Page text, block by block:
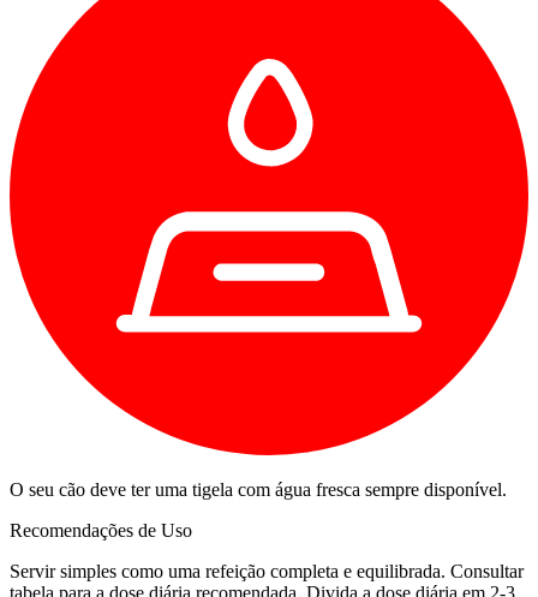
O seu cão deve ter uma tigela com água fresca sempre disponível.
Recomendações de Uso
Servir simples como uma refeição completa e equilibrada. Consultar
tabela para a dose diária recomendada. Divida a dose diária em 2-3